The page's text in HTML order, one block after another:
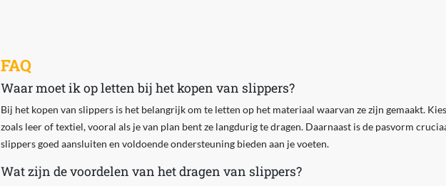
FAQ
Waar moet ik op letten bij het kopen van slippers?
Bij het kopen van slippers is het belangrijk om te letten op het materiaal waarvan ze zijn gemaakt.
zoals leer of textiel, vooral als je van plan bent ze langdurig te dragen. Daarnaast is de pasvorm
slippers goed aansluiten en voldoende ondersteuning bieden aan je voeten.
Wat zijn de voordelen van het dragen van slippers?